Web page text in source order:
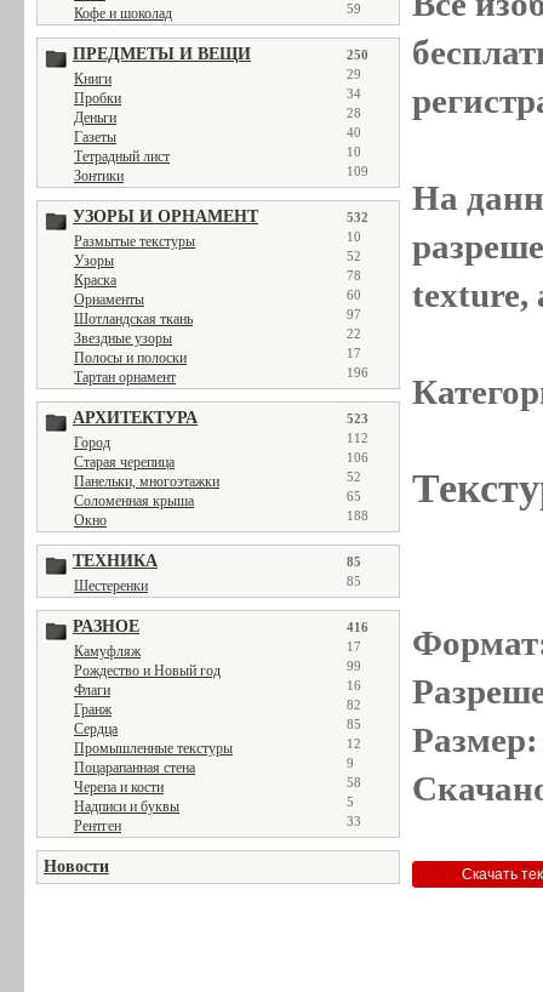
Кофе и шоколад 59
ПРЕДМЕТЫ И ВЕЩИ 250
Книги 29
Пробки 34
Деньги 28
Газеты 40
Тетрадный лист 10
Зонтики 109
УЗОРЫ И ОРНАМЕНТ 532
Размытые текстуры 10
Узоры 52
Краска 78
Орнаменты 60
Шотландская ткань 97
Звездные узоры 22
Полосы и полоски 17
Тартан орнамент 196
АРХИТЕКТУРА 523
Город 112
Старая черепица 106
Панельки, многоэтажки 52
Соломенная крыша 65
Окно 188
ТЕХНИКА 85
Шестеренки 85
РАЗНОЕ 416
Камуфляж 17
Рождество и Новый год 99
Флаги 16
Гранж 82
Сердца 85
Промышленные текстуры 12
Поцарапанная стена 9
Черепа и кости 58
Надписи и буквы 5
Рентген 33
Новости
На
texture,